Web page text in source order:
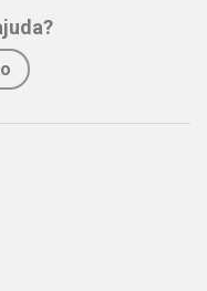
1º ano do Ensino Médio
Átomos, as substâncias